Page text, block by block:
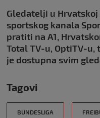
Gledatelji u
sportskog kanala
pratiti na A1,
Total TV-u, OptiTV-u,
je dostupna svim
Tagovi
BUNDESLIGA